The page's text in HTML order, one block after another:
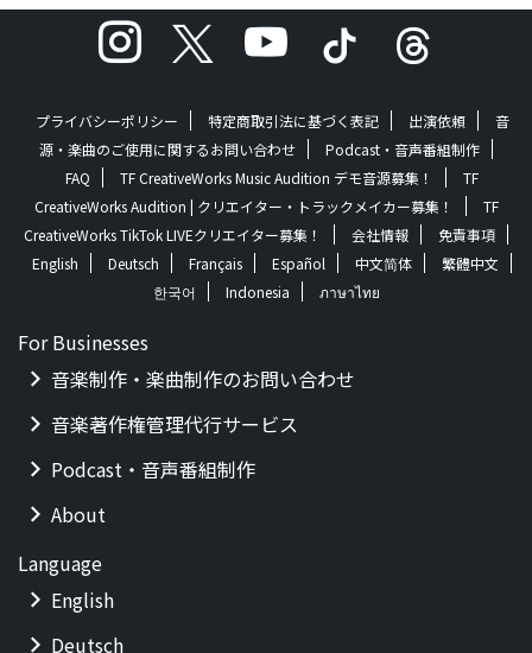
プライバシーポリシー 特定商取引法に基づく表記 出演依頼
音
源・楽曲のご使用に関するお問い合わせ
Podcast・音声番組制作
FAQ
TF CreativeWorks Music Audition デモ音源募集！
TF
CreativeWorks Audition | クリエイター・トラックメイカー募集！
TF
CreativeWorks TikTok LIVEクリエイター募集！
会社情報
免責事項
English
Deutsch Français Español 中文简体
繁體中文
한국어
Indonesia ภาษาไทย
For Businesses
音楽制作・楽曲制作のお問い合わせ
音楽著作権管理代行サービス
Podcast・音声番組制作
About
Language
English
Deutsch